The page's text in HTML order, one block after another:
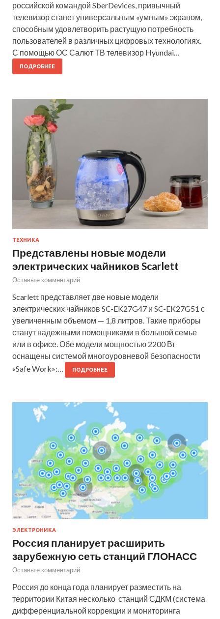
российской командой SberDevices, привычный
телевизор станет универсальным «умным» экраном,
способным удовлетворить растущую потребность
пользователей в различных цифровых технологиях.
С помощью ОС Салют ТВ телевизор Hyundai…
ПОДРОБНЕЕ
ТЕХНИКА
Представлены новые модели
электрических чайников Scarlett
Оставьте комментарий
Scarlett представляет две новые модели
электрических чайников SC-EK27G47 и SC-EK27G51 с
увеличенным объемом — 1,8 литров. Такие приборы
станут надежными помощниками в большой семье
или в офисе. Обе модели мощностью 2200 Вт
оснащены системой многоуровневой безопасности
«Safe Work»:…
ПОДРОБНЕЕ
ЭЛЕКТРОНИКА
Россия планирует расширить
зарубежную сеть станций ГЛОНАСС
Оставьте комментарий
Россия до конца года планирует разместить на
территории Китая несколько станций СДКМ (система
дифференциальной коррекции и мониторинга